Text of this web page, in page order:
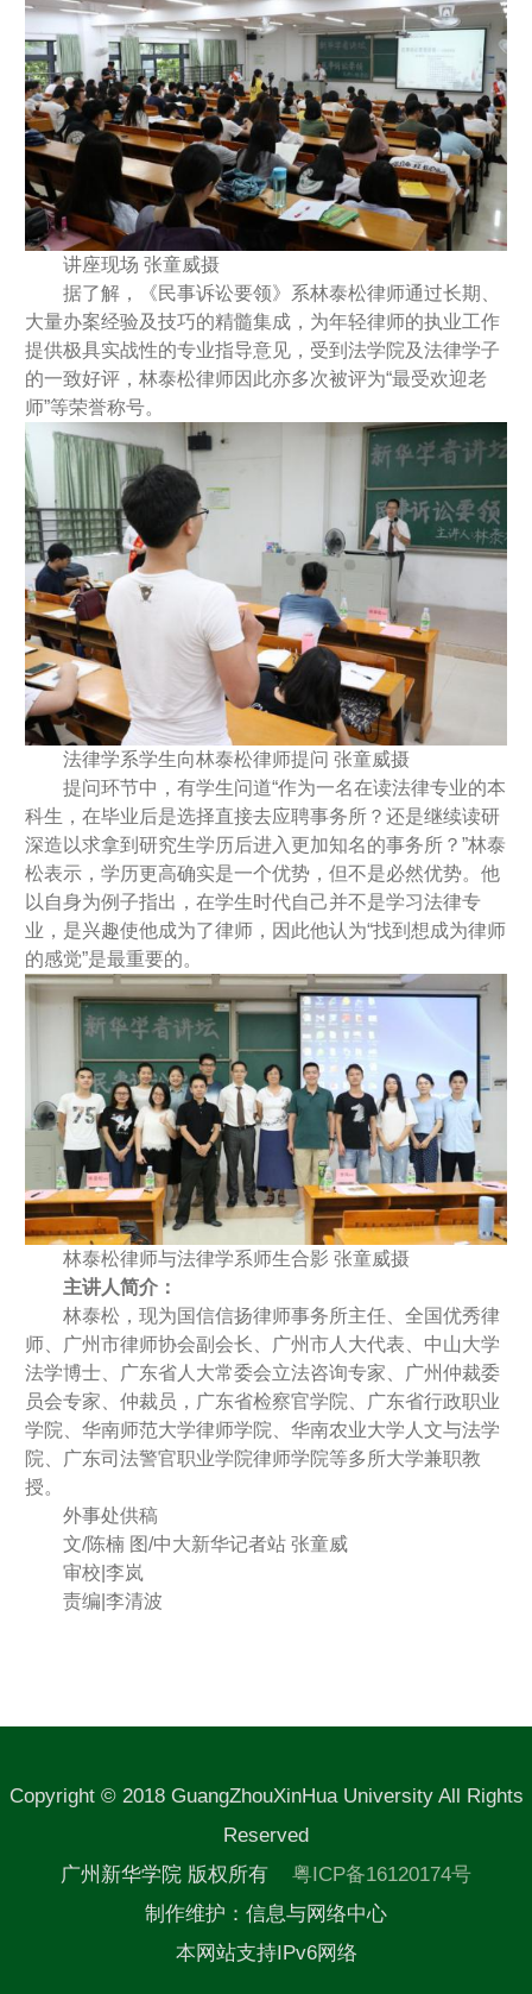
讲座现场 张童威摄
据了解，《民事诉讼要领》系林泰松律师通过长期、
大量办案经验及技巧的精髓集成，为年轻律师的执业工作
提供极具实战性的专业指导意见，受到法学院及法律学子
的一致好评，林泰松律师因此亦多次被评为“最受欢迎老
师”等荣誉称号。
法律学系学生向林泰松律师提问 张童威摄
提问环节中，有学生问道“作为一名在读法律专业的本
科生，在毕业后是选择直接去应聘事务所？还是继续读研
深造以求拿到研究生学历后进入更加知名的事务所？”林泰
松表示，学历更高确实是一个优势，但不是必然优势。他
以自身为例子指出，在学生时代自己并不是学习法律专
业，是兴趣使他成为了律师，因此他认为“找到想成为律师
的感觉”是最重要的。
林泰松律师与法律学系师生合影 张童威摄
主讲人简介：
林泰松，现为国信信扬律师事务所主任、全国优秀律
师、广州市律师协会副会长、广州市人大代表、中山大学
法学博士、广东省人大常委会立法咨询专家、广州仲裁委
员会专家、仲裁员，广东省检察官学院、广东省行政职业
学院、华南师范大学律师学院、华南农业大学人文与法学
院、广东司法警官职业学院律师学院等多所大学兼职教
授。
外事处供稿
文/陈楠 图/中大新华记者站 张童威
审校|李岚
责编|李清波
Copyright © 2018 GuangZhouXinHua University All Rights
Reserved
广州新华学院 版权所有 粤ICP备16120174号
制作维护：信息与网络中心
本网站支持IPv6网络